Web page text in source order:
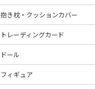
抱き枕・クッションカバー
トレーディングカード
ドール
フィギュア